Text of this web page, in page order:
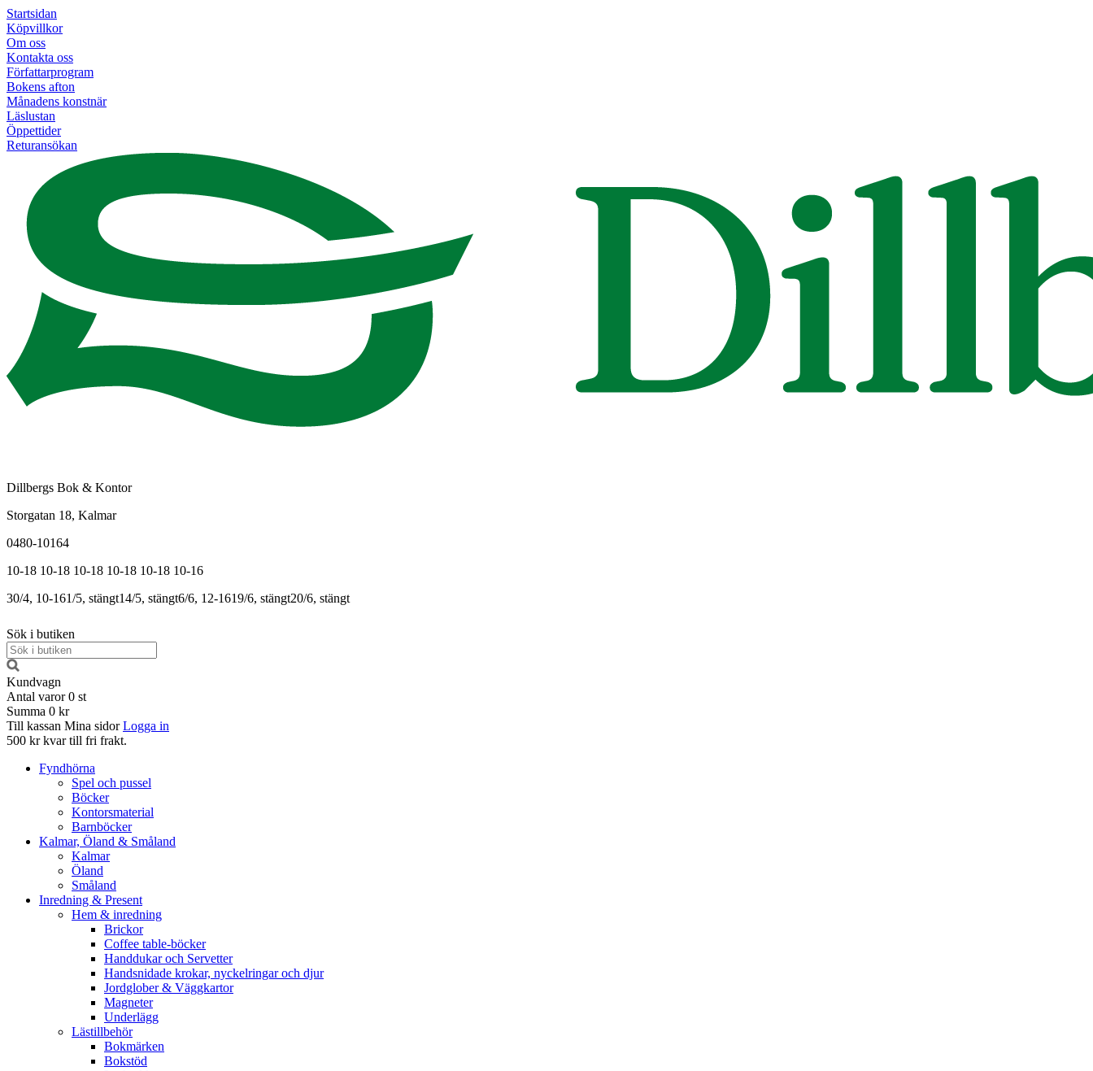
Startsidan
Köpvillkor
Om oss
Kontakta oss
Författarprogram
Bokens afton
Månadens konstnär
Läslustan
Öppettider
Returansökan
Dillbergs Bok & Kontor
Storgatan 18, Kalmar
0480-10164
10-18 10-18 10-18 10-18 10-18 10-16
30/4, 10-161/5, stängt14/5, stängt6/6, 12-1619/6, stängt20/6, stängt
Sök i butiken
Kundvagn
Antal varor 0 st
Summa 0 kr
Till kassan Mina sidor Logga in
500 kr kvar till fri frakt.
Fyndhörna
Spel och pussel
Böcker
Kontorsmaterial
Barnböcker
Kalmar, Öland & Småland
Kalmar
Öland
Småland
Inredning & Present
Hem & inredning
Brickor
Coffee table-böcker
Handdukar och Servetter
Handsnidade krokar, nyckelringar och djur
Jordglober & Väggkartor
Magneter
Underlägg
Lästillbehör
Bokmärken
Bokstöd